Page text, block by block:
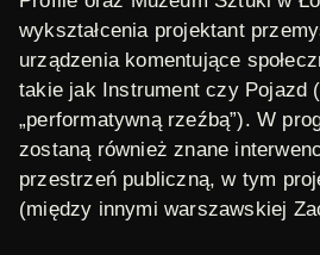
wykształcenia projektant
urządzenia komentujące
takie jak Instrument czy Pojazd
„performatywną rzeźbą”). W
zostaną również znane
przestrzeń publiczną, w tym
(między innymi warszawskiej